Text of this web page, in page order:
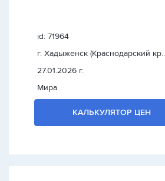
id: 71964
г. Хадыженск (Краснодарский
27.01.2026 г.
Мира
КАЛЬКУЛЯТОР ЦЕН